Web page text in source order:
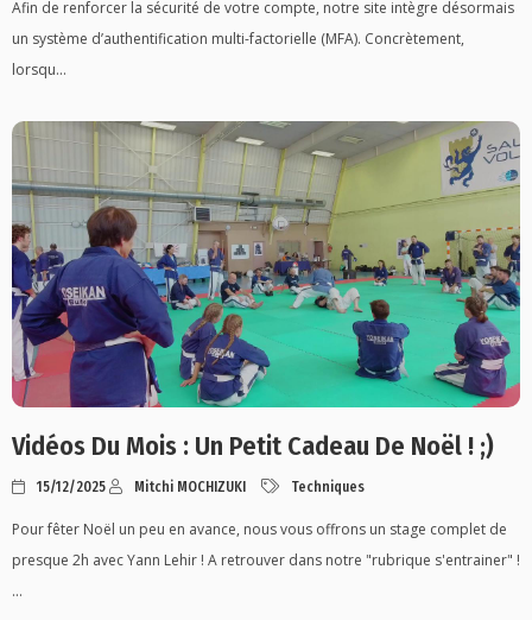
Afin de renforcer la sécurité de votre compte, notre site intègre désormais
un système d’authentification multi-factorielle (MFA). Concrètement,
lorsqu...
Vidéos Du Mois : Un Petit Cadeau De Noël ! ;)
15/12/2025 Mitchi MOCHIZUKI Techniques
Pour fêter Noël un peu en avance, nous vous offrons un stage complet de
presque 2h avec Yann Lehir ! A retrouver dans notre "rubrique s'entrainer" !
...